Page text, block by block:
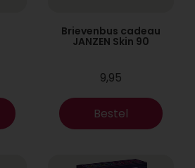
Brievenbus cadeau
JANZEN Skin 90
9,95
Bestel